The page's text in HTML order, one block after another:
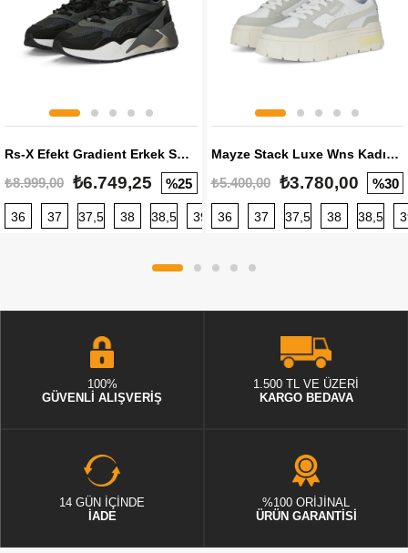
Rs-X Efekt Gradient Erkek Sneaker
₺8.999,00 ₺6.749,25 %25
36 37 37,5 38 38,5 39 40 40,5 41 42 42,5
Mayze Stack Luxe Wns Kadın Sneaker
₺5.400,00 ₺3.780,00 %30
36 37 37,5 38 38,5
100%
GÜVENLİ ALIŞVERİŞ
1.500 TL VE ÜZERİ
KARGO BEDAVA
14 GÜN İÇİNDE
İADE
%100 ORİJİNAL
ÜRÜN GARANTİSİ